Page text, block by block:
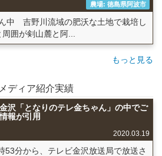
農場: 徳島県阿波市
中 吉野川流域の肥沃な土地で栽培し
囲が剣山麓と阿...
もっと見る
ディア紹介実績
沢「となりのテレ金ちゃん」の中でご
報が引用
2020.03.19
53分から、テレビ金沢放送局で放送さ